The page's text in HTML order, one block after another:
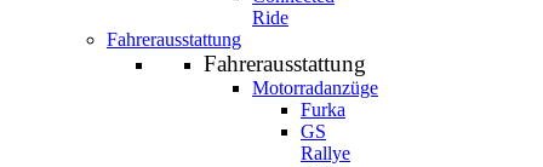
Ride
Fahrerausstattung
Fahrerausstattung
Motorradanzüge
Furka
GS
Rallye